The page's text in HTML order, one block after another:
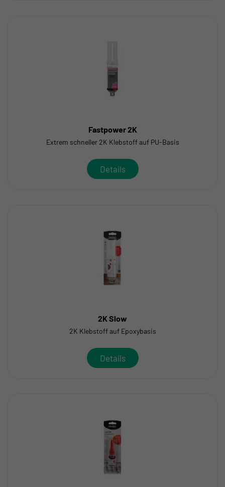
Fastpower 2K
Extrem schneller 2K Klebstoff auf PU-Basis
Details
2K Slow
2K Klebstoff auf Epoxybasis
Details